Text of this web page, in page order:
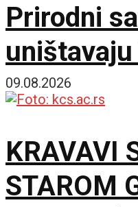
Prirodni
napadaju
09.08.2026
KRAVAVI
STAROM